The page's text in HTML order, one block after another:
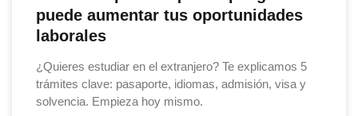
puede aumentar tus oportunidades
laborales
¿Quieres estudiar en el extranjero? Te explicamos 5
trámites clave: pasaporte, idiomas, admisión, visa y
solvencia. Empieza hoy mismo.